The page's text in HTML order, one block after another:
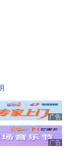
广告
广告